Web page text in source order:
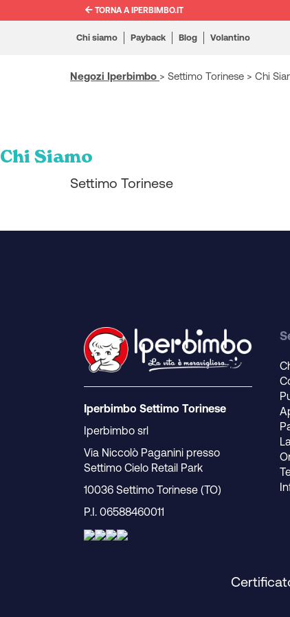
TORNA A IPERBIMBO.IT
Chi siamo Payback Blog Volantino
Negozi Iperbimbo > Settimo Torinese > Chi
Chi Siamo
Settimo Torinese
Iperbimbo Settimo Torinese
Iperbimbo srl
Via Niccolò Paganini presso
Settimo Cielo Retail Park
10036 Settimo Torinese (TO)
P.I. 06588460011